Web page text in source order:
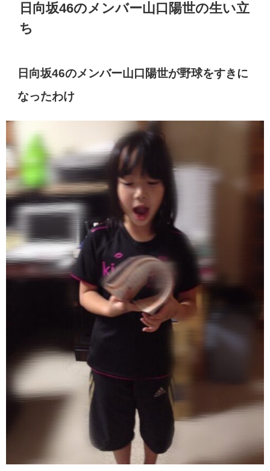
日向坂46のメンバー山口陽世の生い立
ち
日向坂46のメンバー山口陽世が野球をすきに
なったわけ